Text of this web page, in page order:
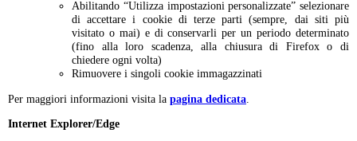
Abilitando “Utilizza impostazioni personalizzate” selezionare
di accettare i cookie di terze parti (sempre, dai siti più
visitato o mai) e di conservarli per un periodo determinato
(fino alla loro scadenza, alla chiusura di Firefox o di
chiedere ogni volta)
Rimuovere i singoli cookie immagazzinati
Per maggiori informazioni visita la pagina dedicata
Internet Explorer/Edge